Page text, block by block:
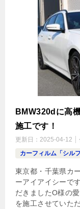
BMW320dに高
施工です！
更新日： 2025-04-12
カーフィルム「シル
東京都・千葉県カ
ーアイアイシーで
だきましたO様の
を施工させていた